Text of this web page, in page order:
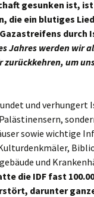
gesunken ist, ist
die ein blutiges
durch
Jahres werden wir
um
und verhungert
sowie wichtige
und
die IDF fast
darunter